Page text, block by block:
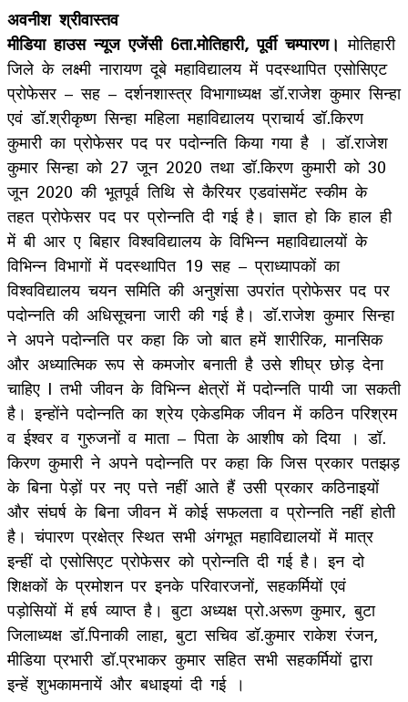
अवनीश श्रीवास्तव
मीडिया हाउस न्यूज एजेंसी 6ता.मोतिहारी, पूर्वी चम्पारण। मोतिहारी
जिले के लक्ष्मी नारायण दूबे महाविद्यालय में पदस्थापित एसोसिएट
प्रोफेसर – सह – दर्शनशास्त्र विभागाध्यक्ष डॉ.राजेश कुमार सिन्हा
एवं डॉ.श्रीकृष्ण सिन्हा महिला महाविद्यालय प्राचार्य डॉ.किरण
कुमारी का प्रोफेसर पद पर पदोन्नति किया गया है । डॉ.राजेश
कुमार सिन्हा को 27 जून 2020 तथा डॉ.किरण कुमारी को 30
जून 2020 की भूतपूर्व तिथि से कैरियर एडवांसमेंट स्कीम के
तहत प्रोफेसर पद पर प्रोन्नति दी गई है। ज्ञात हो कि हाल ही
में बी आर ए बिहार विश्वविद्यालय के विभिन्न महाविद्यालयों के
विभिन्न विभागों में पदस्थापित 19 सह – प्राध्यापकों का
विश्वविद्यालय चयन समिति की अनुशंसा उपरांत प्रोफेसर पद पर
पदोन्नति की अधिसूचना जारी की गई है। डॉ.राजेश कुमार सिन्हा
ने अपने पदोन्नति पर कहा कि जो बात हमें शारीरिक, मानसिक
और अध्यात्मिक रूप से कमजोर बनाती है उसे शीघ्र छोड़ देना
चाहिए l तभी जीवन के विभिन्न क्षेत्रों में पदोन्नति पायी जा सकती
है। इन्होंने पदोन्नति का श्रेय एकेडमिक जीवन में कठिन परिश्रम
व ईश्वर व गुरुजनों व माता – पिता के आशीष को दिया । डॉ.
किरण कुमारी ने अपने पदोन्नति पर कहा कि जिस प्रकार पतझड़
के बिना पेड़ों पर नए पत्ते नहीं आते हैं उसी प्रकार कठिनाइयों
और संघर्ष के बिना जीवन में कोई सफलता व प्रोन्नति नहीं होती
है। चंपारण प्रक्षेत्र स्थित सभी अंगभूत महाविद्यालयों में मात्र
इन्हीं दो एसोसिएट प्रोफेसर को प्रोन्नति दी गई है। इन दो
शिक्षकों के प्रमोशन पर इनके परिवारजनों, सहकर्मियों एवं
पड़ोसियों में हर्ष व्याप्त है। बुटा अध्यक्ष प्रो.अरूण कुमार, बुटा
जिलाध्यक्ष डॉ.पिनाकी लाहा, बुटा सचिव डॉ.कुमार राकेश रंजन,
मीडिया प्रभारी डॉ.प्रभाकर कुमार सहित सभी सहकर्मियों द्वारा
इन्हें शुभकामनायें और बधाइयां दी गई ।